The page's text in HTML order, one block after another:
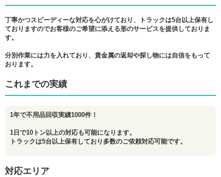
丁寧かつスピーディーな対応を心がけており、トラックは5台以上保有し
ておりますのでお客様のご希望に添える形のサービスを提供しておりま
す。
分別作業には力を入れており、貴金属の返却や探し物には自信をもって
おります。
これまでの実績
1年で不用品回収実績1000件！
1日で10トン以上の対応も可能になります。
トラックは5台以上保有しており多数のご依頼対応可能です。
対応エリア